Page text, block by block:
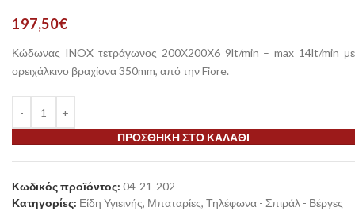
197,50€
Κώδωνας INOX τετράγωνος 200Χ200Χ6 9lt/min – max 14lt/min με
ορειχάλκινο βραχίονα 350mm, από την Fiore.
ΠΡΟΣΘΉΚΗ ΣΤΟ ΚΑΛΆΘΙ
Κωδικός προϊόντος: 04-21-202
Κατηγορίες: Είδη Υγιεινής, Μπαταρίες, Τηλέφωνα - Σπιράλ - Βέργες